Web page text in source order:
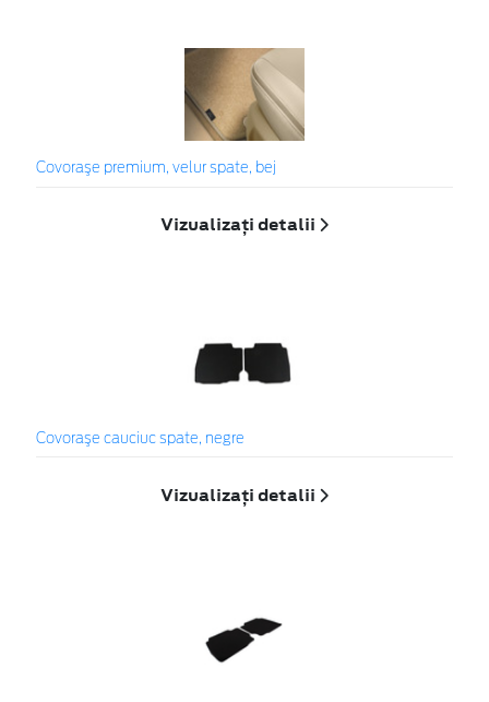
Covoraşe premium, velur spate, bej
Vizualizați detalii
Covoraşe cauciuc spate, negre
Vizualizați detalii